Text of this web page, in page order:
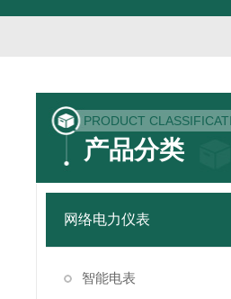
PRODUCT
产品分类
网络电力仪表
智能电表